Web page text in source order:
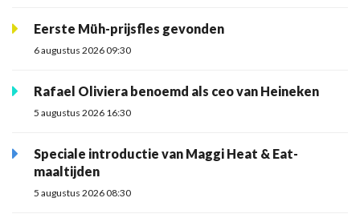
Eerste Müh-prijsfles gevonden
6 augustus 2026 09:30
Rafael Oliviera benoemd als ceo van Heineken
5 augustus 2026 16:30
Speciale introductie van Maggi Heat & Eat-
maaltijden
5 augustus 2026 08:30